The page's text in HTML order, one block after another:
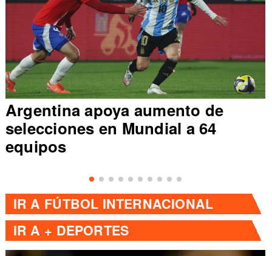
Argentina apoya aumento de
selecciones en Mundial a 64
equipos
IR A FÚTBOL INTERNACIONAL
IR A + DEPORTES